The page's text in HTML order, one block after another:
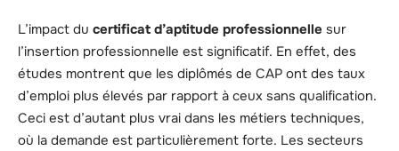
L’impact du certificat d’aptitude professionnelle sur
l’insertion professionnelle est significatif. En effet, des
études montrent que les diplômés de CAP ont des taux
d’emploi plus élevés par rapport à ceux sans qualification.
Ceci est d’autant plus vrai dans les métiers techniques,
où la demande est particulièrement forte. Les secteurs